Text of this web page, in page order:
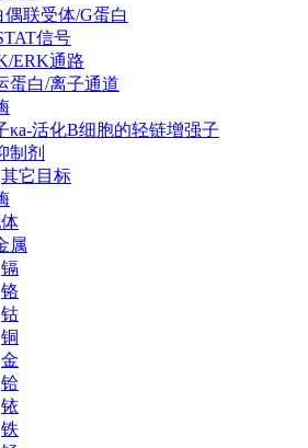
偶联受体/G蛋白
信号
ERK通路
蛋白/离子通道
κa-活化B细胞的轻链增强子
制剂
其它目标
属
镉
铬
钴
铜
金
铪
铱
铁